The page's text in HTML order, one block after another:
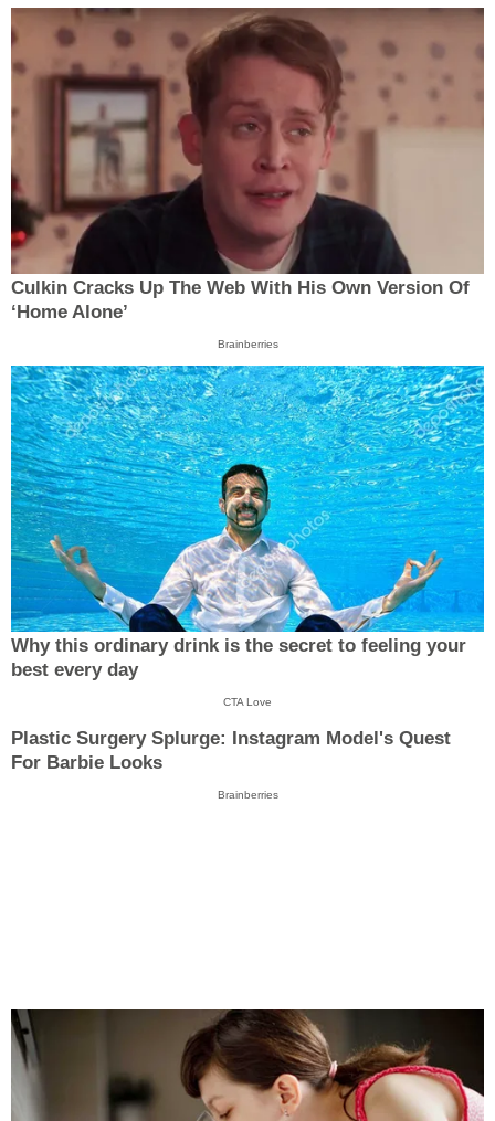
Culkin Cracks Up The Web With His Own Version Of
‘Home Alone’
Brainberries
Why this ordinary drink is the secret to feeling your
best every day
CTA Love
Plastic Surgery Splurge: Instagram Model's Quest
For Barbie Looks
Brainberries